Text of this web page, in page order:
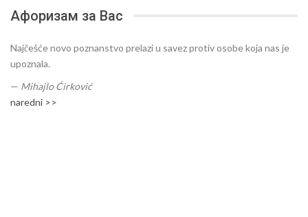
Афоризам за Вас
Najčešće novo poznanstvo prelazi u savez protiv osobe koja nas je
upoznala.
— Mihajlo Ćirković
naredni >>